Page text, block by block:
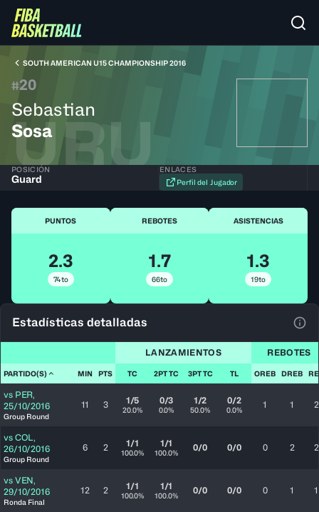
SOUTH AMERICAN U15 CHAMPIONSHIP 2016
#20
Sebastian
Sosa
URU
POSICIÓN
Guard
ENLACES
Perfil del Jugador
PUNTOS
2.3
74to
REBOTES
1.7
66to
ASISTENCIAS
1.3
19to
Estadísticas detalladas
LANZAMIENTOS REBOTES
PARTIDO(S) MIN PTS TC 2PT TC 3PT TC TL OREB DREB
vs PER,
25/10/2016
Group Round
11 3 1/5
20.0%
0/3
0.0%
1/2
50.0%
0/2
0.0% 1 1 2
vs COL,
26/10/2016
Group Round
6 2 1/1
100.0%
1/1
100.0% 0/0 0/0 0 2 2
vs VEN,
29/10/2016
Ronda Final
12 2 1/1
100.0%
1/1
100.0% 0/0 0/0 0 1 1